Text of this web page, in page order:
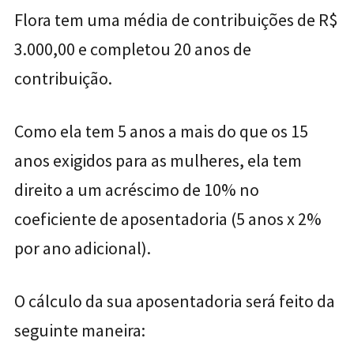
Flora tem uma média de contribuições de R$
3.000,00 e completou 20 anos de
contribuição.
Como ela tem 5 anos a mais do que os 15
anos exigidos para as mulheres, ela tem
direito a um acréscimo de 10% no
coeficiente de aposentadoria (5 anos x 2%
por ano adicional).
O cálculo da sua aposentadoria será feito da
seguinte maneira: